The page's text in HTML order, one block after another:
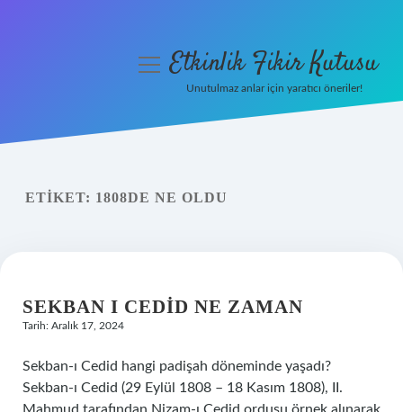
Yasal Uyarı
menüyüEtkinlik Fikir Kutusu
Unutulmaz anlar için yaratıcı öneriler!
ETIKET: 1808DE NE OLDU
SEKBAN I CEDID NE ZAMAN
Tarih: Aralık 17, 2024
Sekban-ı Cedid hangi padişah döneminde yaşadı?
Sekban-ı Cedid (29 Eylül 1808 – 18 Kasım 1808), II.